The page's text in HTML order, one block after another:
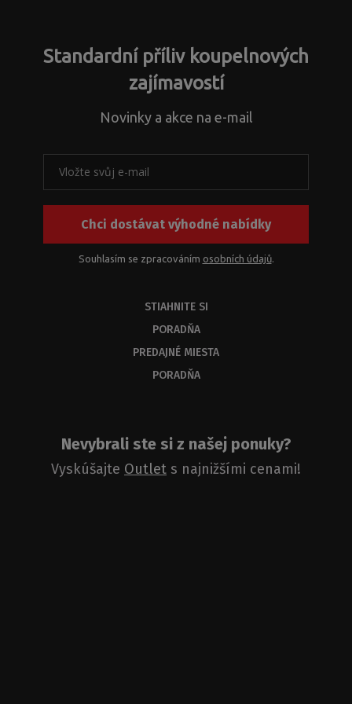
Standardní příliv koupelnových
zajímavostí
Novinky a akce na e-mail
Chci dostávat výhodné nabídky
Souhlasím se zpracováním osobních údajů.
STIAHNITE SI
PORADŇA
PREDAJNÉ MIESTA
PORADŇA
Nevybrali ste si z našej ponuky?
Vyskúšajte Outlet s najnižšími cenami!